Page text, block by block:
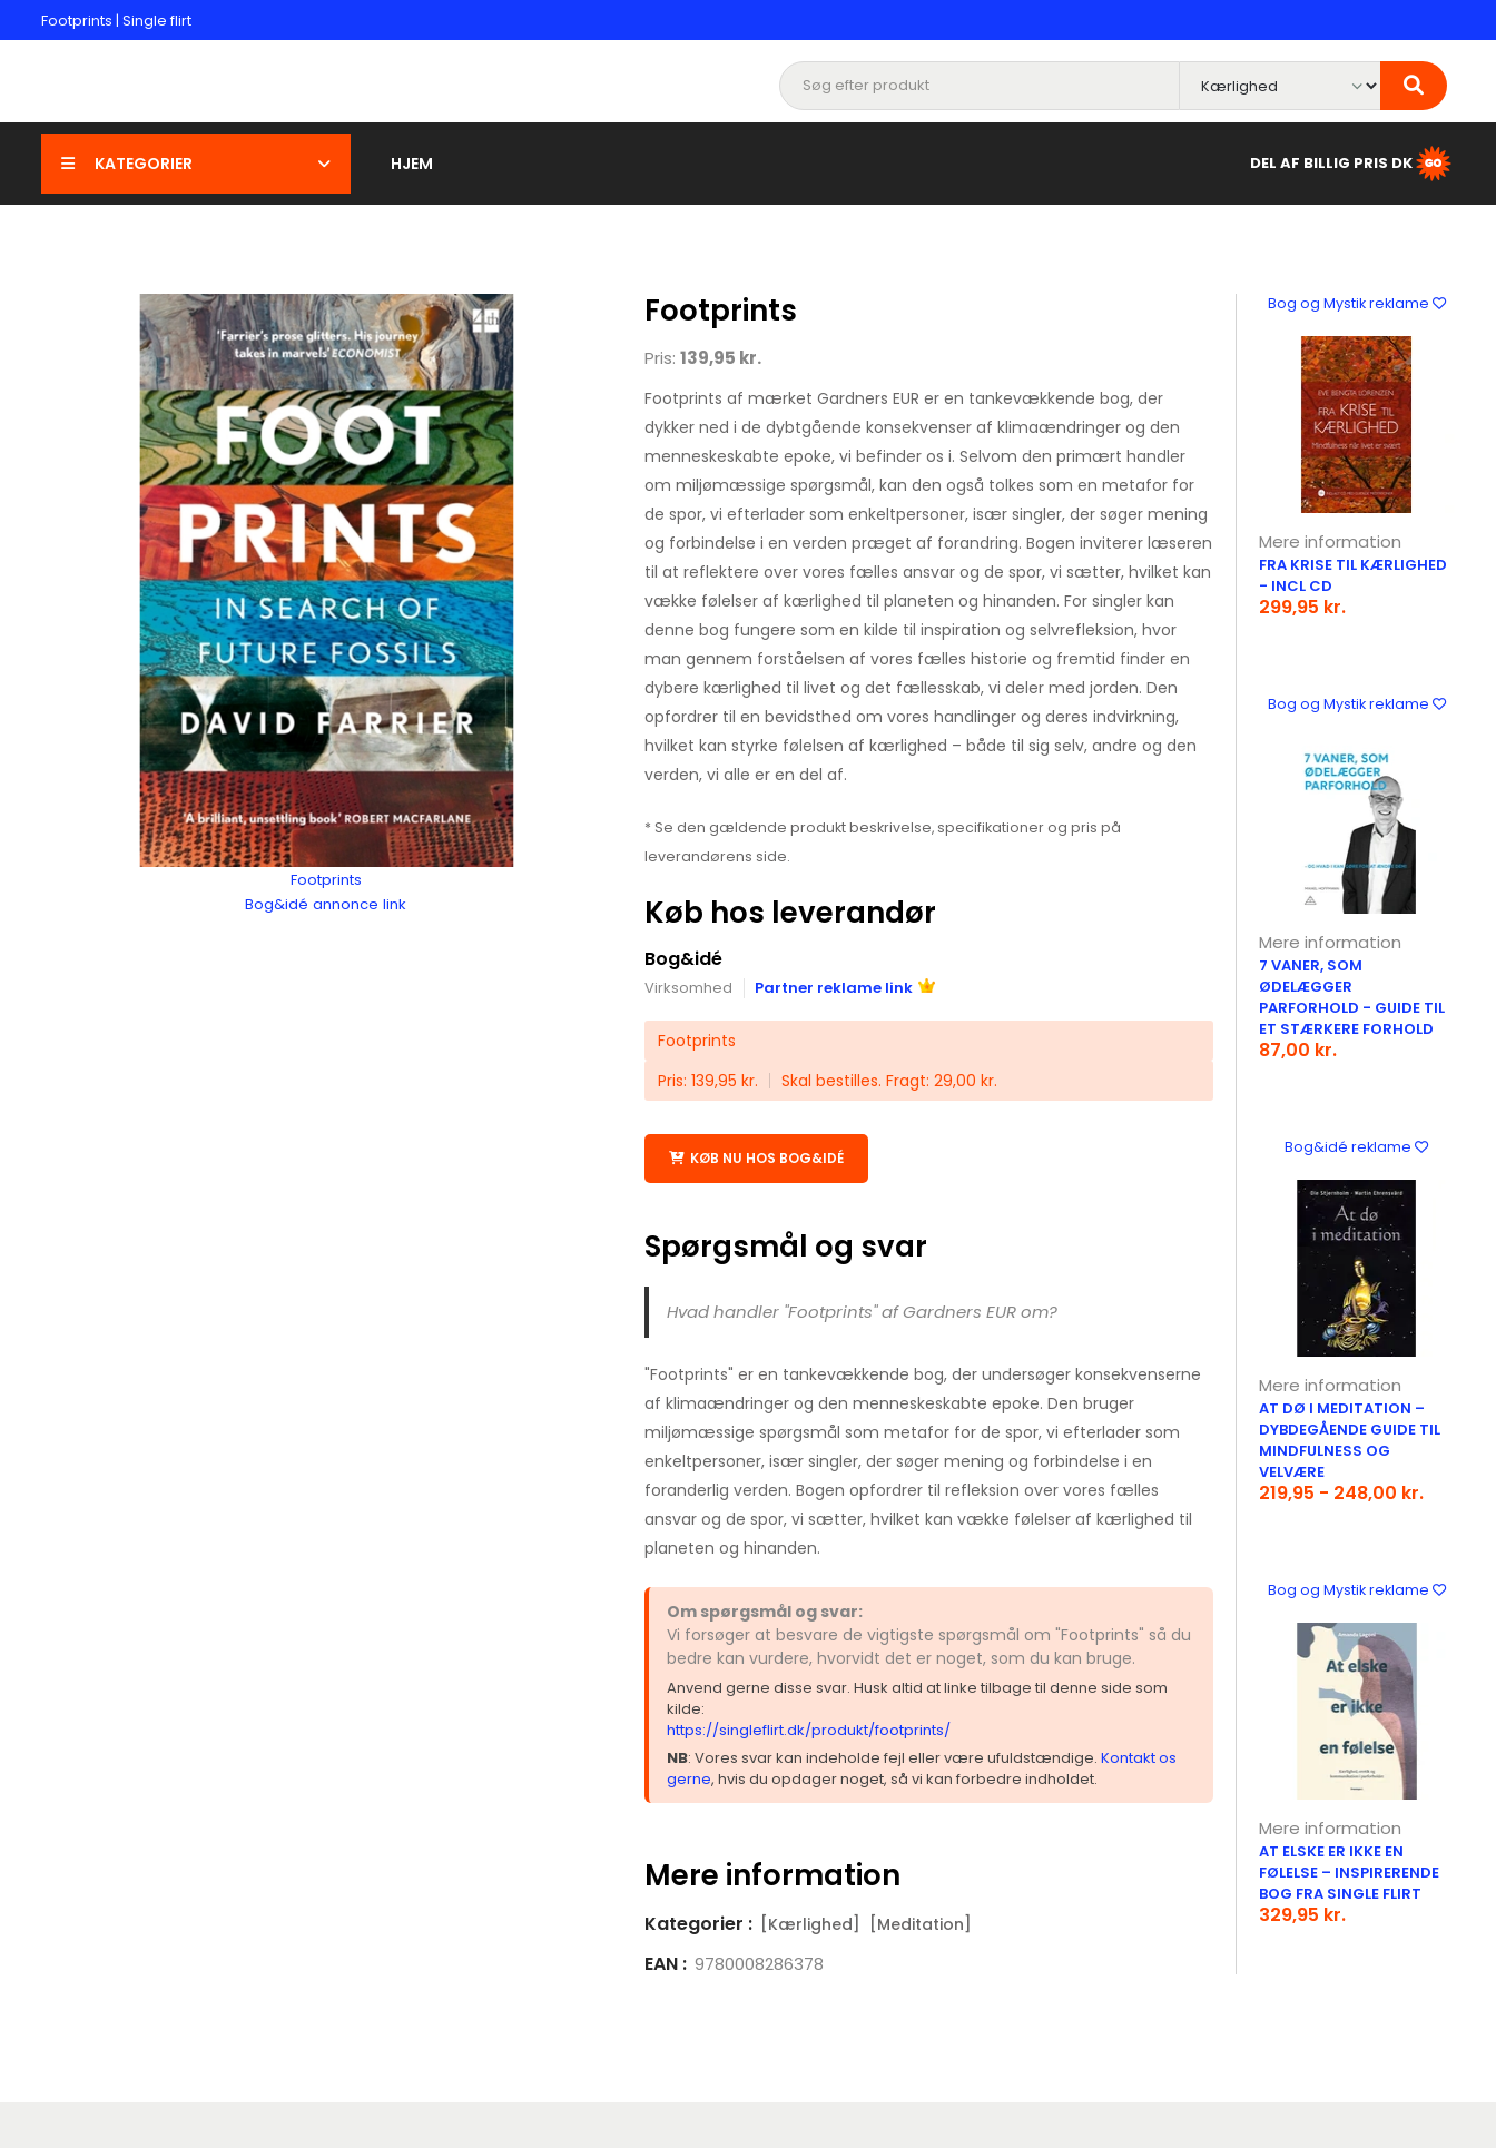
Footprints | Single flirt
KATEGORIER HJEM DEL AF BILLIG PRIS DK
Footprints
Bog&idé annonce link
Footprints
Pris: 139,95 kr.
Footprints af mærket Gardners EUR er en tankevækkende bog, der
dykker ned i de dybtgående konsekvenser af klimaændringer og den
menneskeskabte epoke, vi befinder os i. Selvom den primært handler
om miljømæssige spørgsmål, kan den også tolkes som en metafor for
de spor, vi efterlader som enkeltpersoner, især singler, der søger mening
og forbindelse i en verden præget af forandring. Bogen inviterer læseren
til at reflektere over vores fælles ansvar og de spor, vi sætter, hvilket kan
vække følelser af kærlighed til planeten og hinanden. For singler kan
denne bog fungere som en kilde til inspiration og selvrefleksion, hvor
man gennem forståelsen af vores fælles historie og fremtid finder en
dybere kærlighed til livet og det fællesskab, vi deler med jorden. Den
opfordrer til en bevidsthed om vores handlinger og deres indvirkning,
hvilket kan styrke følelsen af kærlighed – både til sig selv, andre og den
verden, vi alle er en del af.
* Se den gældende produkt beskrivelse, specifikationer og pris på
leverandørens side.
Køb hos leverandør
Bog&idé
Virksomhed Partner reklame link
Footprints
Pris: 139,95 kr.
Skal bestilles. Fragt: 29,00 kr.
KØB NU HOS BOG&IDÉ
Spørgsmål og svar
Hvad handler "Footprints" af Gardners EUR om?
"Footprints" er en tankevækkende bog, der undersøger konsekvenserne
af klimaændringer og den menneskeskabte epoke. Den bruger
miljømæssige spørgsmål som metafor for de spor, vi efterlader som
enkeltpersoner, især singler, der søger mening og forbindelse i en
foranderlig verden. Bogen opfordrer til refleksion over vores fælles
ansvar og de spor, vi sætter, hvilket kan vække følelser af kærlighed til
planeten og hinanden.
Om spørgsmål og svar:
Vi forsøger at besvare de vigtigste spørgsmål om "Footprints" så du
bedre kan vurdere, hvorvidt det er noget, som du kan bruge.
Anvend gerne disse svar. Husk altid at linke tilbage til denne side som
kilde:
https://singleflirt.dk/produkt/footprints/
NB: Vores svar kan indeholde fejl eller være ufuldstændige. Kontakt os
gerne, hvis du opdager noget, så vi kan forbedre indholdet.
Mere information
Kategorier : [Kærlighed] [Meditation]
EAN : 9780008286378
Bog og Mystik reklame
Mere information
FRA KRISE TIL KÆRLIGHED
- INCL CD
299,95 kr.
Bog og Mystik reklame
Mere information
7 VANER, SOM
ØDELÆGGER
PARFORHOLD - GUIDE TIL
ET STÆRKERE FORHOLD
87,00 kr.
Bog&idé reklame
Mere information
AT DØ I MEDITATION –
DYBDEGÅENDE GUIDE TIL
MINDFULNESS OG
VELVÆRE
219,95 - 248,00 kr.
Bog og Mystik reklame
Mere information
AT ELSKE ER IKKE EN
FØLELSE – INSPIRERENDE
BOG FRA SINGLE FLIRT
329,95 kr.